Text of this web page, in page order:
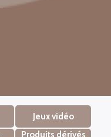
Jeux vidéo
Produits dérivés